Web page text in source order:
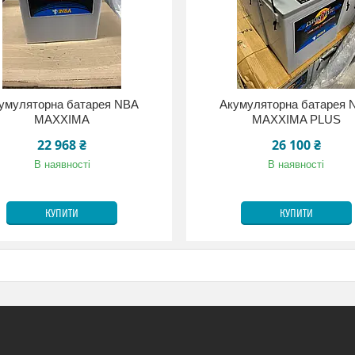
батарея NBA
MAXXIMA
22 968 ₴
В наявності
КУПИТИ
Акумуляторна батарея
MAXXIMA PLUS
26 100 ₴
В наявності
КУПИТИ